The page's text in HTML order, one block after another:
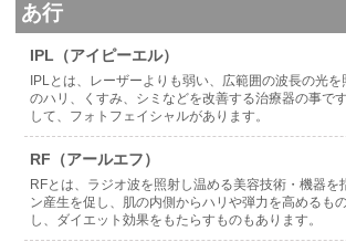
あ行
IPL（アイピーエル）
IPLとは、レーザーよりも弱い、広範囲の波長の光
のハリ、くすみ、シミなどを改善する治療器の事で
して、フォトフェイシャルがあります。
RF（アールエフ）
RFとは、ラジオ波を照射し温める美容技術・機器を
ン産生を促し、肌の内側からハリや弾力を高めるも
し、ダイエット効果をもたらすものもあります。